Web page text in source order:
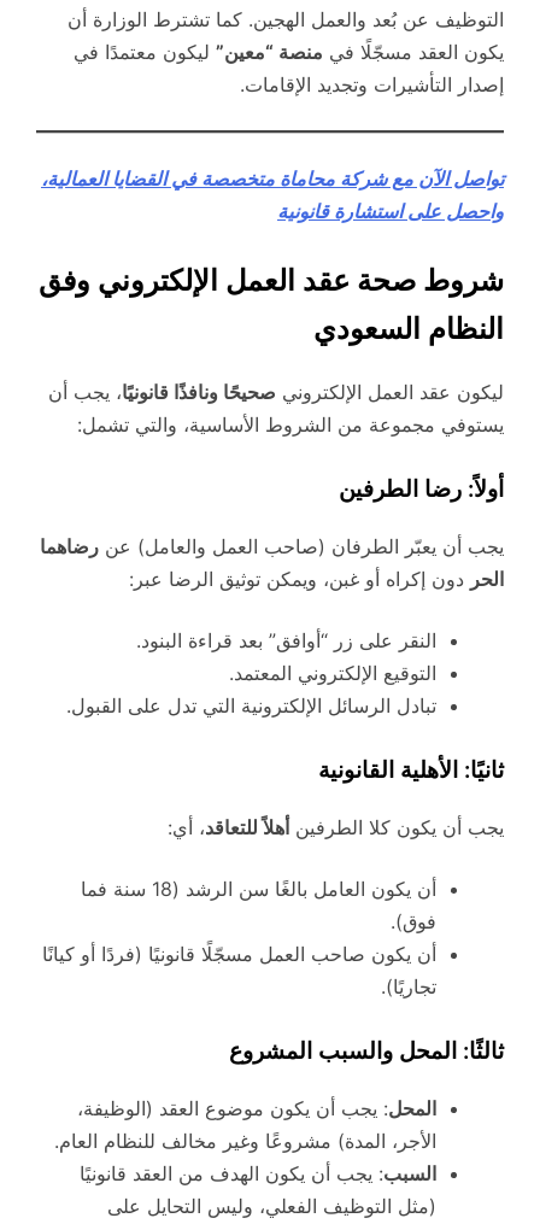
التوظيف عن بُعد والعمل الهجين. كما تشترط الوزارة أن
يكون العقد مسجّلًا في منصة “معين” ليكون معتمدًا في
إصدار التأشيرات وتجديد الإقامات.
تواصل الآن مع شركة محاماة متخصصة في القضايا العمالية،
واحصل على استشارة قانونية
شروط صحة عقد العمل الإلكتروني وفق
النظام السعودي
ليكون عقد العمل الإلكتروني صحيحًا ونافذًا قانونيًا، يجب أن
يستوفي مجموعة من الشروط الأساسية، والتي تشمل:
أولاً: رضا الطرفين
يجب أن يعبّر الطرفان (صاحب العمل والعامل) عن رضاهما
الحر دون إكراه أو غبن، ويمكن توثيق الرضا عبر:
النقر على زر “أوافق” بعد قراءة البنود.
التوقيع الإلكتروني المعتمد.
تبادل الرسائل الإلكترونية التي تدل على القبول.
ثانيًا: الأهلية القانونية
يجب أن يكون كلا الطرفينأهلاً للتعاقد، أي:
أن يكون العامل بالغًا سن الرشد (18 سنة فما
فوق).
أن يكون صاحب العمل مسجّلًا قانونيًا (فردًا أو كيانًا
تجاريًا).
ثالثًا: المحل والسبب المشروع
المحل: يجب أن يكون موضوع العقد (الوظيفة،
الأجر، المدة) مشروعًا وغير مخالف للنظام العام.
السبب: يجب أن يكون الهدف من العقد قانونيًا
(مثل التوظيف الفعلي، وليس التحايل على